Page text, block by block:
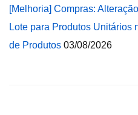
[Melhoria] Compras:
Lote para Produtos Unitários
de Produtos 03/08/2026